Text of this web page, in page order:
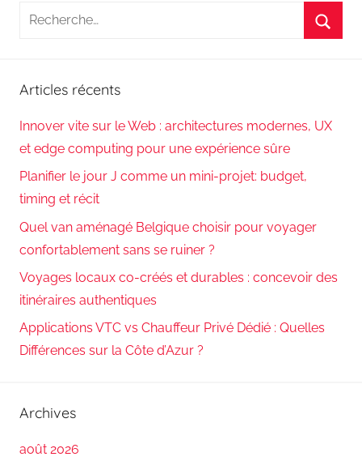
Recherche
Articles récents
Innover vite sur le Web : architectures modernes, UX
et edge computing pour une expérience sûre
Planifier le jour J comme un mini-projet: budget,
timing et récit
Quel van aménagé Belgique choisir pour voyager
confortablement sans se ruiner ?
Voyages locaux co-créés et durables : concevoir des
itinéraires authentiques
Applications VTC vs Chauffeur Privé Dédié : Quelles
Différences sur la Côte d’Azur ?
Archives
août 2026